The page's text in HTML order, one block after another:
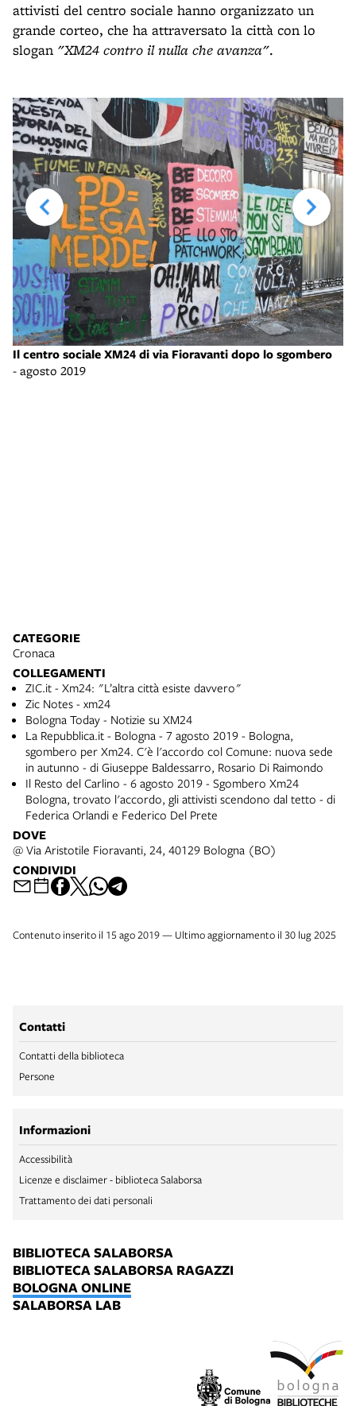
attivisti del centro sociale hanno organizzato un
grande corteo, che ha attraversato la città con lo
slogan "XM24 contro il nulla che avanza".
Il centro sociale XM24 di via Fioravanti dopo lo sgombero
- agosto 2019
CATEGORIE
Cronaca
COLLEGAMENTI
ZIC.it - Xm24: "L’altra città esiste davvero"
Zic Notes - xm24
Bologna Today - Notizie su XM24
La Repubblica.it - Bologna - 7 agosto 2019 - Bologna,
sgombero per Xm24. C'è l'accordo col Comune: nuova sede
in autunno - di Giuseppe Baldessarro, Rosario Di Raimondo
Il Resto del Carlino - 6 agosto 2019 - Sgombero Xm24
Bologna, trovato l'accordo, gli attivisti scendono dal tetto - di
Federica Orlandi e Federico Del Prete
DOVE
@ Via Aristotile Fioravanti, 24, 40129 Bologna (BO)
CONDIVIDI
Contenuto inserito il 15 ago 2019 — Ultimo aggiornamento il 30 lug 2025
Contatti
Contatti della biblioteca
Persone
Informazioni
Accessibilità
Licenze e disclaimer - biblioteca Salaborsa
Trattamento dei dati personali
BIBLIOTECA SALABORSA
BIBLIOTECA SALABORSA RAGAZZI
BOLOGNA ONLINE
SALABORSA LAB